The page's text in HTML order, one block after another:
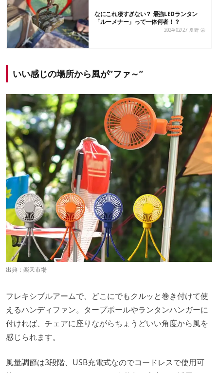
なにこれ凄すぎない？ 最強LEDランタン
「ルーメナー」って一体何者！？
2024/02/27 夏野 栄
いい感じの場所から風が”ファ～”
出典： 楽天市場
フレキシブルアームで、どこにでもクルッと巻き付けて使
えるハンディファン。タープポールやランタンハンガーに
付ければ、チェアに座りながらちょうどいい角度から風を
感じられます。
風量調節は3段階、USB充電式なのでコードレスで使用可